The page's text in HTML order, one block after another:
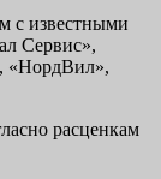
с известными
Сервис»,
«НордВил»,
расценкам